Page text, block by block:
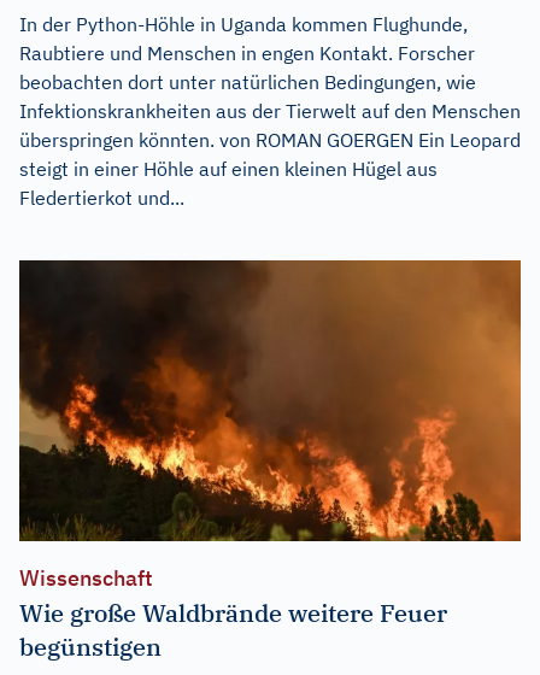
In der Python-Höhle in Uganda kommen Flughunde,
Raubtiere und Menschen in engen Kontakt. Forscher
beobachten dort unter natürlichen Bedingungen, wie
Infektionskrankheiten aus der Tierwelt auf den Menschen
überspringen könnten. von ROMAN GOERGEN Ein Leopard
steigt in einer Höhle auf einen kleinen Hügel aus
Fledertierkot und...
Wissenschaft
Wie große Waldbrände weitere Feuer
begünstigen